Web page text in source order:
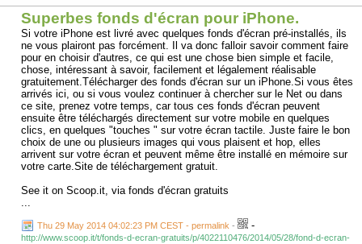
Superbes fonds d'écran pour iPhone.
Si votre iPhone est livré avec quelques fonds d'écran pré-installés, ils
ne vous plairont pas forcément. Il va donc falloir savoir comment faire
pour en choisir d'autres, ce qui est une chose bien simple et facile,
chose, intéressant à savoir, facilement et légalement réalisable
gratuitement.Télécharger des fonds d'écran sur un iPhone.Si vous êtes
arrivés ici, ou si vous voulez continuer à chercher sur le Net ou dans
ce site, prenez votre temps, car tous ces fonds d'écran peuvent
ensuite être téléchargés directement sur votre mobile en quelques
clics, en quelques "touches " sur votre écran tactile. Juste faire le bon
choix de une ou plusieurs images qui vous plaisent et hop, elles
arrivent sur votre écran et peuvent même être installé en mémoire sur
votre carte.Site de téléchargement gratuit.
See it on Scoop.it, via fonds d'écran gratuits
...
Thu 29 May 2014 04:02:23 PM CEST - permalink - -
http://www.scoop.it/t/fonds-d-ecran-gratuits/p/4022110476/2014/05/28/fond-d-ecran-